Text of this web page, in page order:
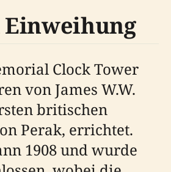
Einweihung
Clock Tower
von James W.W.
britischen
Perak, errichtet.
1908 und wurde